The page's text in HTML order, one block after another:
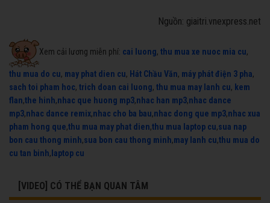
Nguồn: giaitri.vnexpress.net
Xem cải lương miễn phí: cai luong, thu mua xe nuoc mia cu,
thu mua do cu, may phat dien cu, Hát Chầu Văn, máy phát điện 3 pha,
sach toi pham hoc, trich doan cai luong, thu mua may lanh cu, kem
flan,the hinh,nhac que huong mp3,nhac han mp3,nhac dance
mp3,nhac dance remix,nhac cho ba bau,nhac dong que mp3,nhac xua
pham hong que,thu mua may phat dien,thu mua laptop cu,sua nap
bon cau thong minh,sua bon cau thong minh,may lanh cu,thu mua do
cu tan binh, laptop cu
[VIDEO] CÓ THỂ BẠN QUAN TÂM